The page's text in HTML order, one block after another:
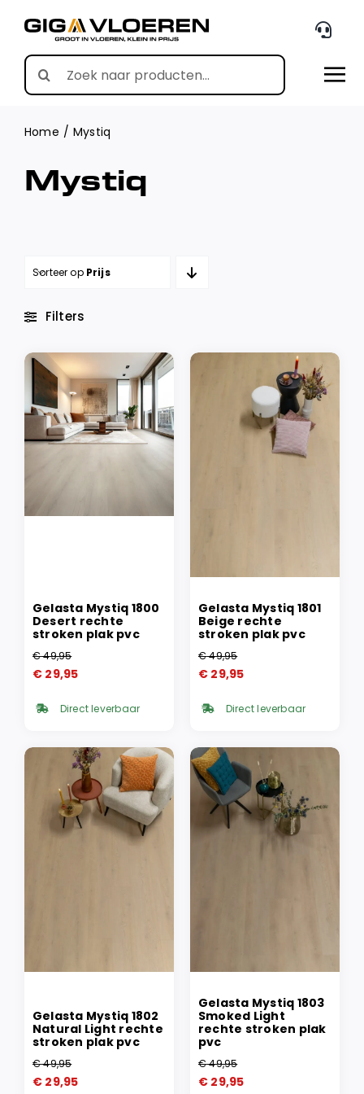
content
Search
for:
Home Mystiq
Mystiq
Sorteer op Prijs
Filters
Gelasta Mystiq 1800
Desert rechte
stroken plak pvc
€49,95
Oorspronkelijke
was:
€ 29,95
Huidige
is: Direct leverbaar
Gelasta Mystiq 1801
Beige rechte
stroken plak pvc
€49,95
Oorspronkelijke
was:
€ 29,95
Huidige
is: Direct leverbaar
Gelasta Mystiq 1802
Natural Light rechte
stroken plak pvc
€49,95
Oorspronkelijke
€ 29,95
Huidige
Gelasta Mystiq 1803
Smoked Light
rechte stroken plak
pvc
€49,95
Oorspronkelijke
€ 29,95
Huidige